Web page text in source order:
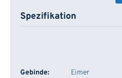
Spezifikation
Gebinde:
Eimer